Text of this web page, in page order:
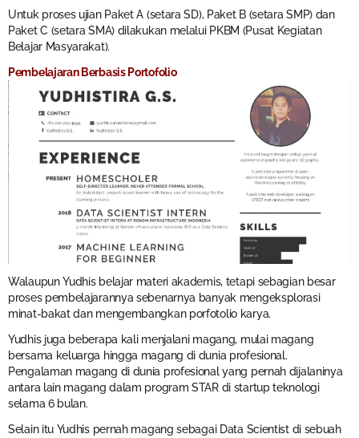
Untuk proses ujian Paket A (setara SD), Paket B (setara SMP) dan
Paket C (setara SMA) dilakukan melalui PKBM (Pusat Kegiatan
Belajar Masyarakat).
Pembelajaran Berbasis Portofolio
Walaupun Yudhis belajar materi akademis, tetapi sebagian besar
proses pembelajarannya sebenarnya banyak mengeksplorasi
minat-bakat dan mengembangkan porfotolio karya.
Yudhis juga beberapa kali menjalani magang, mulai magang
bersama keluarga hingga magang di dunia profesional.
Pengalaman magang di dunia profesional yang pernah dijalaninya
antara lain magang dalam program STAR di startup teknologi
selama 6 bulan.
Selain itu Yudhis pernah magang sebagai Data Scientist di sebuah